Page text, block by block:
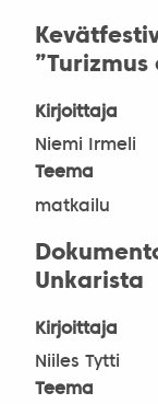
Kirjoittaja
Niemi Irmeli
Teema
matkailu
Unkarista
Kirjoittaja
Niiles Tytti
Teema